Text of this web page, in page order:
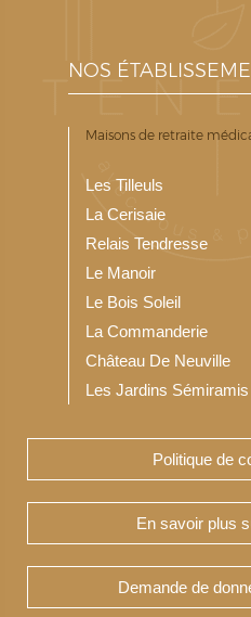
NOS
Maisons de retraite
Les Tilleuls
La Cerisaie
Relais Tendresse
Le Manoir
Le Bois Soleil
La Commanderie
Château De Neuville
Les Jardins Sémiramis
Notre Résidence service
Les Jardins du Bois
Politique de
En savoir plus
Demande de